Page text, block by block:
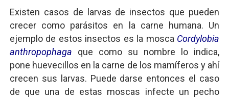
Existen casos de larvas de insectos que pueden
crecer como parásitos en la carne humana. Un
ejemplo de estos insectos es la mosca Cordylobia
anthropophaga
que como su nombre lo indica,
pone huevecillos en la carne de los mamíferos y ahí
crecen sus larvas. Puede darse entonces el caso
de que una de estas moscas infecte un pecho